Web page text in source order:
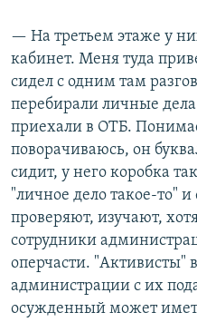
— На третьем этаже у
кабинет. Меня туда
сидел с одним там
перебирали личные
приехали в ОТБ.
поворачиваюсь, он
сидит, у него коробка
"личное дело такое-то"
проверяют, изучают,
сотрудники
оперчасти. "Активисты"
администрации с их
осужденный может